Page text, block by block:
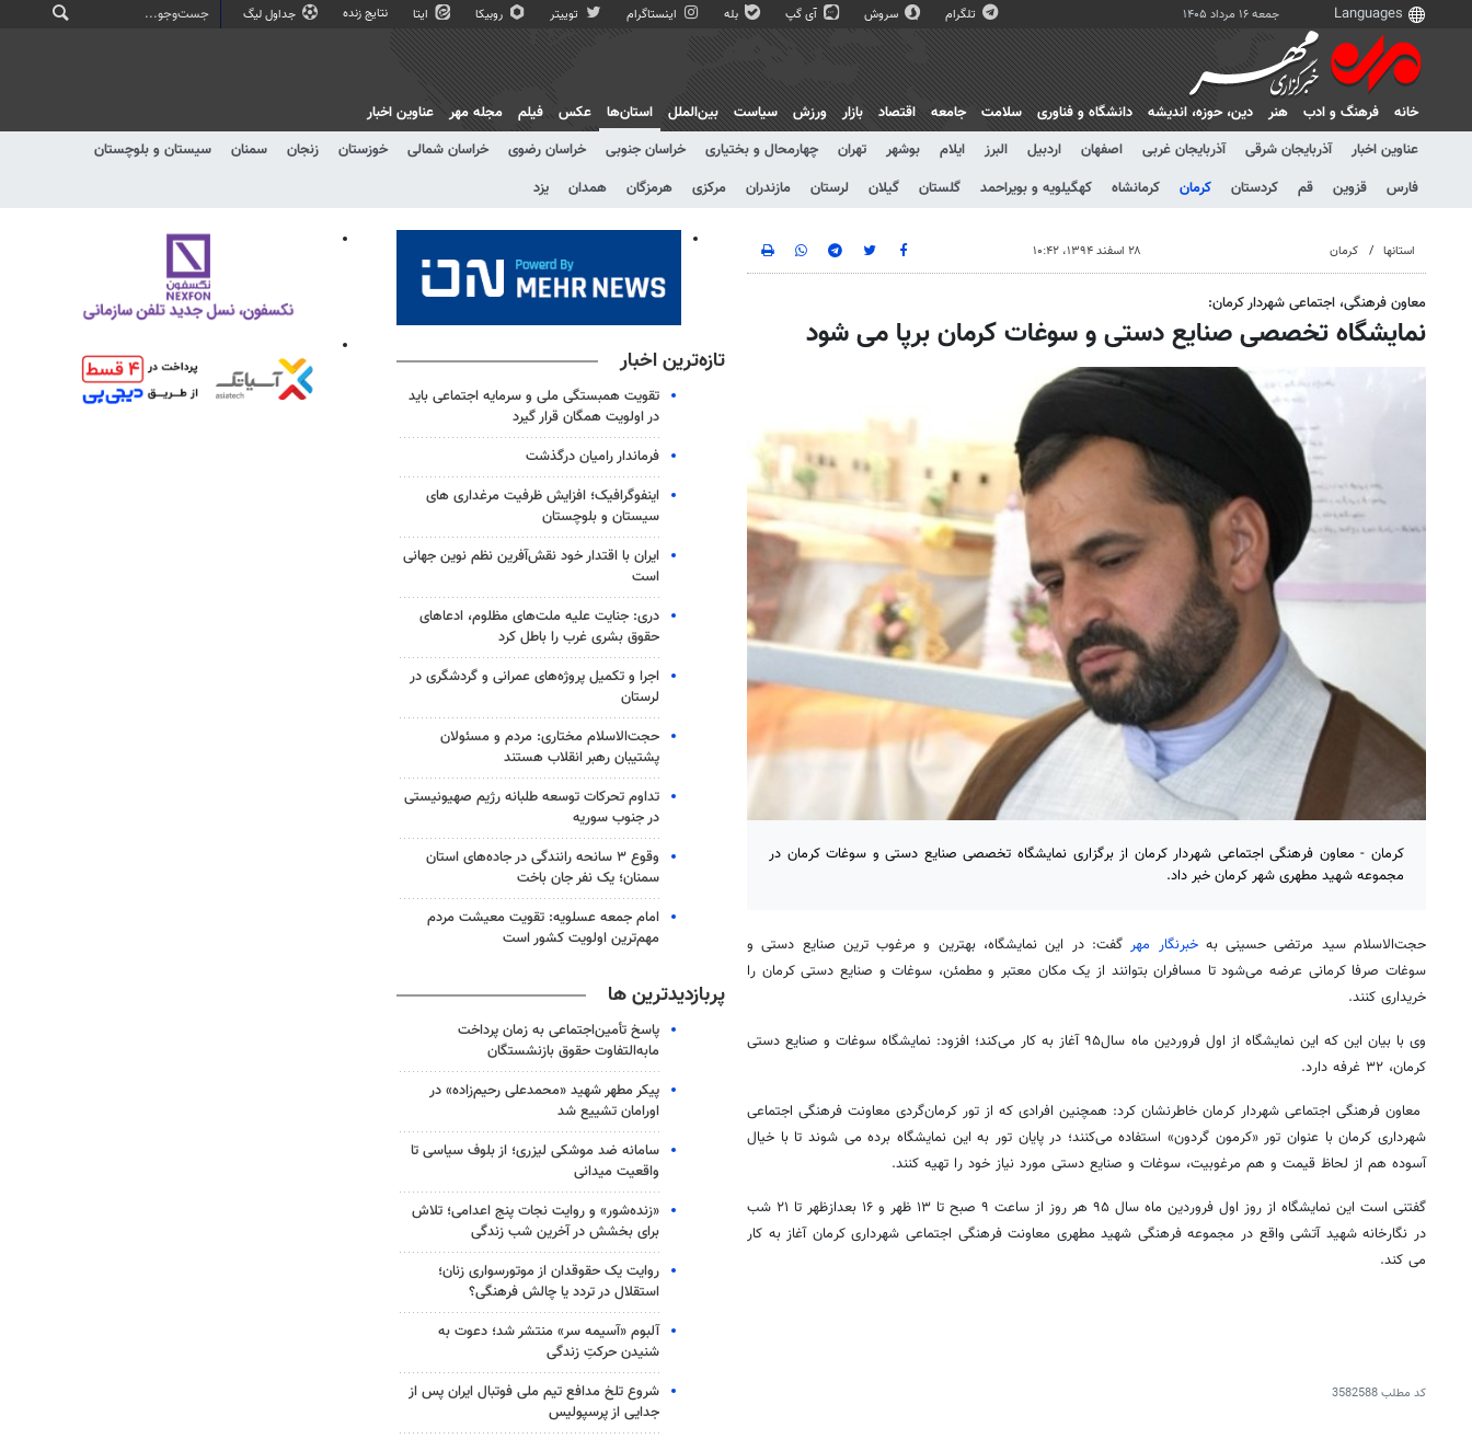
جمعه ۱۶ مرداد ۱۴۰۵ تلگرام سروش آی گپ بله اینستاگرام توییتر روبیکا ایتا نتایج زنده جداول لیگ
خانه فرهنگ و ادب هنر دين، حوزه، انديشه دانشگاه و فناوری سلامت جامعه اقتصاد بازار ورزش سیاست بین‌الملل
استان‌ها
عناوین اخبار
آذربایجان شرقی آذربایجان غربی اصفهان اردبیل البرز ایلام بوشهر تهران چهارمحال و بختیاری خراسان جنوبی خراسان رضوی خراسان شمالی خوزستان زنجان سمنان
سیستان و بلوچستان
فارس
قزوین قم کردستان کرمان کرمانشاه کهگیلویه و بویراحمد گلستان گیلان لرستان مازندران مرکزی هرمزگان همدان یزد
عکس فیلم مجله مهر عناوین اخبار
استانها کرمان ۲۸ اسفند ۱۳۹۴، ۱۰:۴۲
معاون فرهنگی، اجتماعی شهردار کرمان:
نمایشگاه تخصصی صنایع دستی و سوغات کرمان برپا می شود
کرمان - معاون فرهنگی اجتماعی شهردار کرمان از برگزاری نمایشگاه تخصصی صنایع دستی و سوغات کرمان در
مجموعه شهید مطهری شهر کرمان خبر داد.
حجت‌الاسلام سید مرتضی حسینی بهخبرنگار مهر گفت: در این نمایشگاه، بهترین و مرغوب ترین صنایع دستی و
سوغات صرفا کرمانی عرضه می‌شود تا مسافران بتوانند از یک مکان معتبر و مطمئن، سوغات و صنایع دستی کرمان را
خریداری کنند.
وی با بیان این که این نمایشگاه از اول فروردین ماه سال۹۵ آغاز به کار می‌کند؛ افزود: نمایشگاه سوغات و صنایع دستی
کرمان، ۳۲ غرفه دارد.
معاون فرهنگی اجتماعی شهردار کرمان خاطرنشان کرد: همچنین افرادی که از تور کرمان‌گردی معاونت فرهنگی اجتماعی
شهرداری کرمان با عنوان تور «کرمون گردون» استفاده می‌کنند؛ در پایان تور به این نمایشگاه برده می شوند تا با خیال
آسوده هم از لحاظ قیمت و هم مرغوبیت، سوغات و صنایع دستی مورد نیاز خود را تهیه کنند.
گفتنی است این نمایشگاه از روز اول فروردین ماه سال ۹۵ هر روز از ساعت ۹ صبح تا ۱۳ ظهر و ۱۶ بعدازظهر تا ۲۱ شب
در نگارخانه شهید آتشی واقع در مجموعه فرهنگی شهید مطهری معاونت فرهنگی اجتماعی شهرداری کرمان آغاز به کار
می کند.
کد مطلب3582588
تازه‌ترین اخبار
تقویت همبستگی ملی و سرمایه اجتماعی باید
در اولویت همگان قرار گیرد
فرماندار رامیان درگذشت
اینفوگرافیک؛ افزایش ظرفیت مرغداری های
سیستان و بلوچستان
ایران با اقتدار خود نقش‌آفرین نظم نوین جهانی
است
دری: جنایت علیه ملت‌های مظلوم، ادعاهای
حقوق بشری غرب را باطل کرد
اجرا و تکمیل پروژه‌های عمرانی و گردشگری در
لرستان
حجت‌الاسلام مختاری: مردم و مسئولان
پشتیبان رهبر انقلاب هستند
تداوم تحرکات توسعه طلبانه رژیم صهیونیستی
در جنوب سوریه
وقوع ۳ سانحه رانندگی در جاده‌های استان
سمنان؛ یک نفر جان باخت
امام جمعه عسلویه: تقویت معیشت مردم
مهم‌ترین اولویت کشور است
پربازدیدترین ها
پاسخ تأمین‌اجتماعی به زمان پرداخت
مابه‌التفاوت حقوق بازنشستگان
پیکر مطهر شهید «محمدعلی رحیم‌زاده» در
اورامان تشییع شد
سامانه ضد موشکی لیزری؛ از بلوف سیاسی تا
واقعیت میدانی
«زنده‌شور» و روایت نجات پنج اعدامی؛ تلاش
برای بخشش در آخرین شب زندگی
روایت یک حقوقدان از موتورسواری زنان؛
استقلال در تردد یا چالش فرهنگی؟
آلبوم «آسیمه سر» منتشر شد؛ دعوت به
شنیدن حرکتِ زندگی
شروع تلخ مدافع تیم ملی فوتبال ایران پس از
جدایی از پرسپولیس